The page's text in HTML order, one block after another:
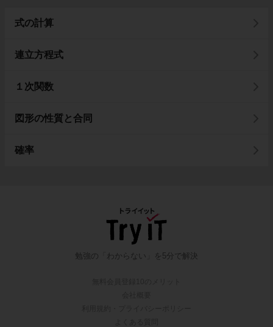
式の計算
連立方程式
１次関数
図形の性質と合同
確率
勉強の「わからない」を5分で解決